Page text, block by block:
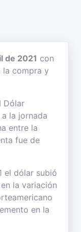
de 2021 con
la compra y
Dólar
la jornada
entre la
fue de
el dólar subió
la variación
en la